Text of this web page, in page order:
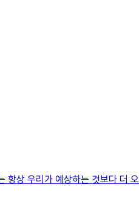
상 우리가 예상하는 것보다 더